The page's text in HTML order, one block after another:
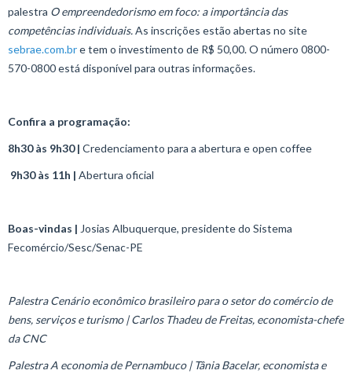
palestra O empreendedorismo em foco: a importância das
competências individuais.As inscrições estão abertas no site
sebrae.com.bre tem o investimento de R$ 50,00. O número 0800-
570-0800 está disponível para outras informações.
Confira a programação:
8h30 às 9h30 | Credenciamento para a abertura e open coffee
9h30 às 11h | Abertura oficial
Boas-vindas | Josias Albuquerque, presidente do Sistema
Fecomércio/Sesc/Senac-PE
Palestra Cenário econômico brasileiro para o setor do comércio de
bens, serviços e turismo | Carlos Thadeu de Freitas, economista-chefe
da CNC
Palestra A economia de Pernambuco | Tânia Bacelar, economista e